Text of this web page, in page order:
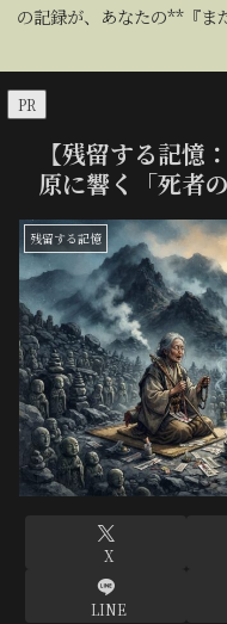
の記録が、あなたの**『ま
PR
【残留する記
原に響く「死者
残留する記憶
X
LINE